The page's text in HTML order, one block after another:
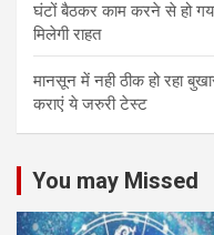
घंटों बैठकर काम करने से हो
मिलेगी राहत
मानसून में नही ठीक हो रहा
कराएं ये जरुरी टेस्ट
You may Missed